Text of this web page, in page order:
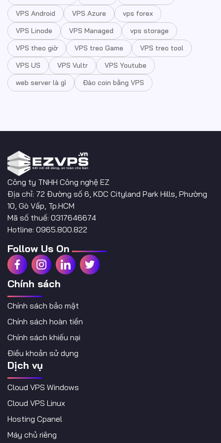
VPS Android
VPS Azure
vps forex
VPS Linode
VPS Managed
vps storage
VPS theo giờ
VPS treo Game
VPS treo tool
VPS US
VPS Vultr
VPS Youtube
web server là gì
Đào coin bằng VPS
Công ty TNHH Công nghệ EZ
Địa chỉ: 72 Đường số 6, KDC Cityland Park Hills, Phường
10, Gò Vấp, Tp.HCM
Mã số thuế: 0317646674
Hotline: 0965.800.822
Follow Us On
Chính sách
Chính sách bảo mật
Chính sách hoàn tiền
Chính sách khiếu nại
Điều khoản sử dụng
Dịch vụ
Cloud VPS Windows
Cloud VPS Linux
Hosting Cpanel
Máy chủ riêng